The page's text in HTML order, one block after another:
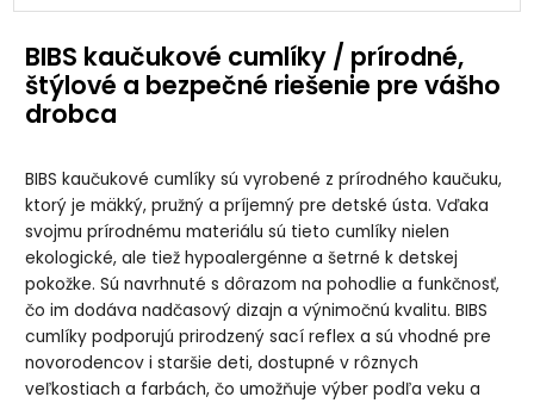
BIBS Boheme
prírodného
kaučuku 2ks,
veľkosť 2
BIBS Boheme
Oak cumlík z
prírodného
kaučuku 2ks,
veľkosť 1
BIBS Boheme
Oak cumlík z
prírodného
kaučuku 2ks,
veľkosť 2
BIBS Boheme
cumlík z
prírodného
kaučuku 2ks,
veľkosť 1
cumlík z
prírodného
kaučuku 2ks,
veľkosť 2
cumlík z
prírodného
kaučuku 2ks,
veľkosť 1
cumlík z
prírodného
kaučuku 2ks,
veľkosť 2
h cumlík z
prírodného
kaučuku 2ks,
veľkosť 1
BIBS Boheme
Woodchuck/Blus
h cumlík z
prírodného
kaučuku 2ks,
veľkosť 2
BIBS Boheme
nočný
Blush/Vanilla
cumlík z
prírodného
kaučuku 2ks,
veľkosť 1
BIBS Boheme
Blush/Vanilla
cumlík z
prírodného
kaučuku 2ks,
veľkosť 2
BIBS Boheme
nočný
Sage/Cloud
cumlík z
prírodného
kaučuku 2ks,
veľkosť 1
BIBS kaučukové cumlíky / prírodné,
štýlové a bezpečné riešenie pre vášho
drobca
BIBS kaučukové cumlíky sú vyrobené z prírodného kaučuku,
ktorý je mäkký, pružný a príjemný pre detské ústa. Vďaka
svojmu prírodnému materiálu sú tieto cumlíky nielen
ekologické, ale tiež hypoalergénne a šetrné k detskej
pokožke. Sú navrhnuté s dôrazom na pohodlie a funkčnosť,
čo im dodáva nadčasový dizajn a výnimočnú kvalitu. BIBS
cumlíky podporujú prirodzený sací reflex a sú vhodné pre
novorodencov i staršie deti, dostupné v rôznych
veľkostiach a farbách, čo umožňuje výber podľa veku a